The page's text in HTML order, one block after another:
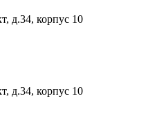
д.34, корпус 10
д.34, корпус 10